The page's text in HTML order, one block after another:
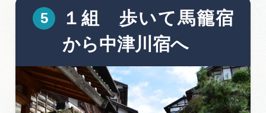
１組 歩いて馬籠宿
から中津川宿へ